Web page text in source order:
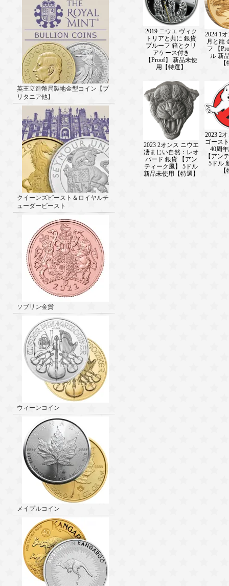
英王立造幣局製地金型コイン【ブ
リタニア他】
クイーンズビースト＆ロイヤルチ
ューダービースト
ソブリン金貨
ウィーンコイン
メイプルコイン
2019 ニウエ ヴィク
トリアと共に 銀貨
プルーフ 箱とクリ
アケース付き
【Proof】 新品未使
用【特選】
2024 1
月と龍
フ 【
ル 新
2023 2オンス ニウエ
凄まじい自然：レオ
パード 銀貨 【アン
ティーク風】 5ドル
新品未使用【特選】
2023 2
ゴース
40周
【アン
5ドル